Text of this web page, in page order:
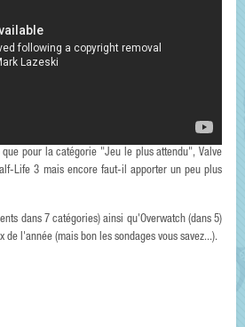
pour la catégorie "Jeu le plus attendu", Valve
Life 3 mais encore faut-il apporter un peu plus
dans 7 catégories) ainsi qu'Overwatch (dans 5)
de l'année (mais bon les sondages vous savez...).